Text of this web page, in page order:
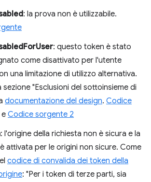
: la prova non è utilizzabile.
: questo token è stato
come disattivato per l'utente
una limitazione di utilizzo alternativa.
sezione "Esclusioni del sottoinsieme di
documentazione del design. Codice
e Codice sorgente 2
: l'origine della richiesta non è sicura e la
attivata per le origini non sicure. Come
codice di convalida dei token della
: "Per i token di terze parti, sia